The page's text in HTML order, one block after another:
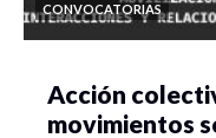
CONVOCATORIAS
Acción
movimientos